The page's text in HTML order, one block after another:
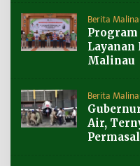
Berita
Program
Layanan
Malinau
Berita
Air,